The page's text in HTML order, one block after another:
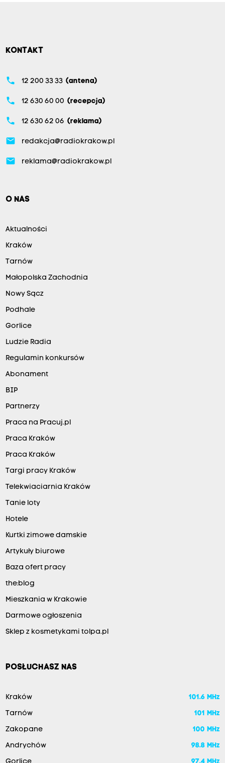
KONTAKT
phone 12 200 33 33 (antena)
phone 12 630 60 00 (recepcja)
phone 12 630 62 06 (reklama)
email redakcja@radiokrakow.pl
email reklama@radiokrakow.pl
O NAS
Aktualności
Kraków
Tarnów
Małopolska Zachodnia
Nowy Sącz
Podhale
Gorlice
Ludzie Radia
Regulamin konkursów
Abonament
BIP
Partnerzy
Praca na Pracuj.pl
Praca Kraków
Praca Kraków
Targi pracy Kraków
Telekwiaciarnia Kraków
Tanie loty
Hotele
Kurtki zimowe damskie
Artykuły biurowe
Baza ofert pracy
the:blog
Mieszkania w Krakowie
Darmowe ogłoszenia
Sklep z kosmetykami tolpa.pl
POSŁUCHASZ NAS
Kraków 101.6 MHz
Tarnów 101 MHz
Zakopane 100 MHz
Andrychów 98.8 MHz